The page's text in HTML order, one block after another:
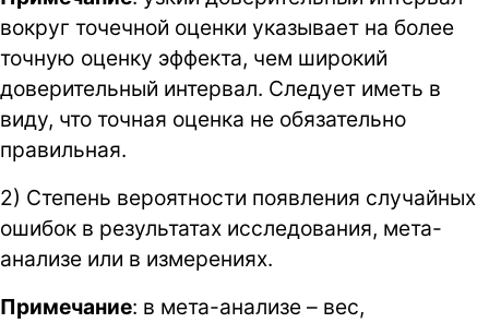
вокруг точечной оценки указывает на более
точную оценку эффекта, чем широкий
доверительный интервал. Следует иметь в
виду, что точная оценка не обязательно
правильная.
2) Степень вероятности появления случайных
ошибок в результатах исследования, мета-
анализе или в измерениях.
Примечание: в мета-анализе – вес,